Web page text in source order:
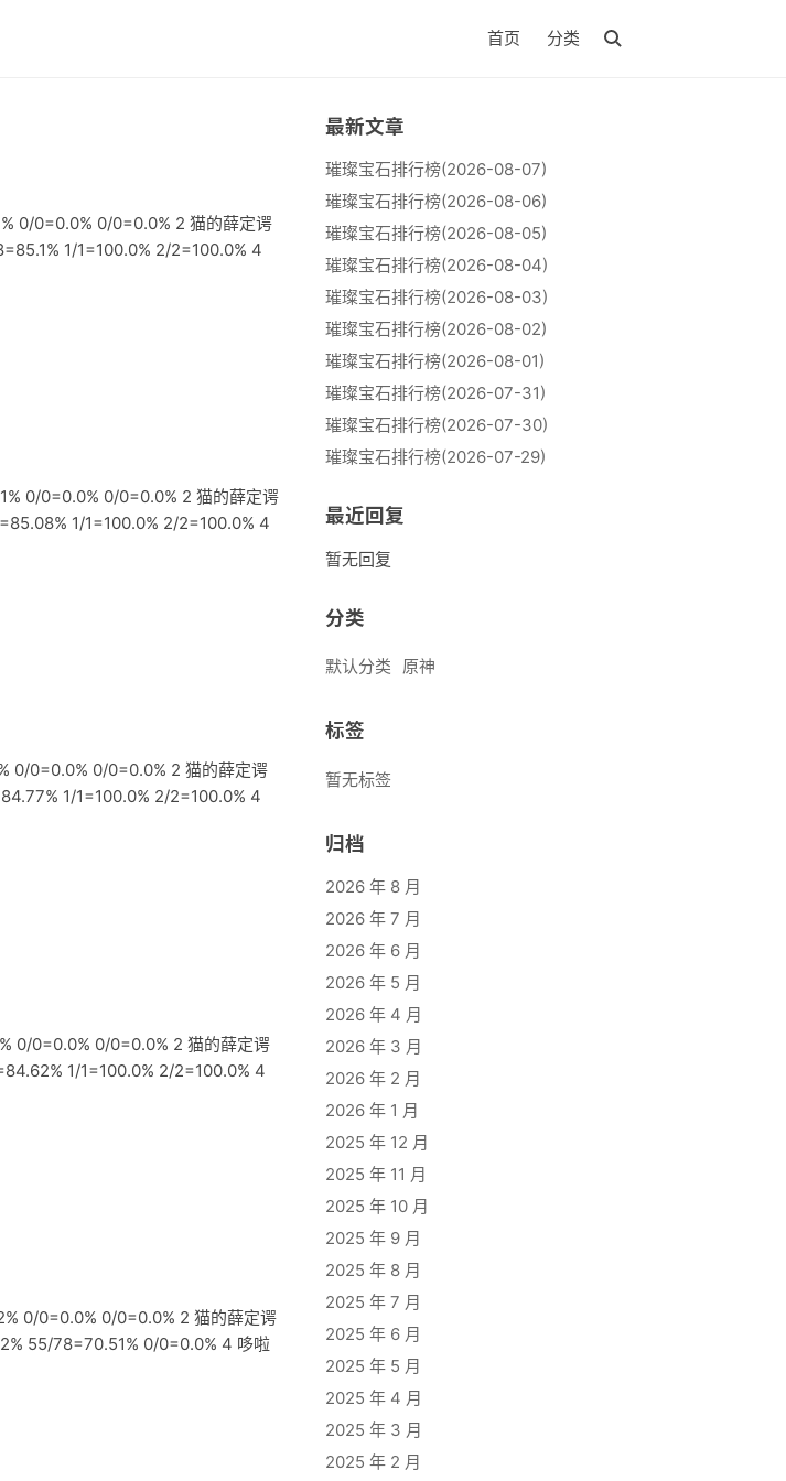
首页 分类
0/0=0.0% 0/0=0.0% 2 猫的薛定谔
1/1=100.0% 2/2=100.0% 4
0/0=0.0% 0/0=0.0% 2 猫的薛定谔
1/1=100.0% 2/2=100.0% 4
0/0=0.0% 0/0=0.0% 2 猫的薛定谔
1/1=100.0% 2/2=100.0% 4
0/0=0.0% 0/0=0.0% 2 猫的薛定谔
1/1=100.0% 2/2=100.0% 4
0/0=0.0% 0/0=0.0% 2 猫的薛定谔
55/78=70.51% 0/0=0.0% 4 哆啦
最新文章
璀璨宝石排行榜(2026-08-07)
璀璨宝石排行榜(2026-08-06)
璀璨宝石排行榜(2026-08-05)
璀璨宝石排行榜(2026-08-04)
璀璨宝石排行榜(2026-08-03)
璀璨宝石排行榜(2026-08-02)
璀璨宝石排行榜(2026-08-01)
璀璨宝石排行榜(2026-07-31)
璀璨宝石排行榜(2026-07-30)
璀璨宝石排行榜(2026-07-29)
最近回复
暂无回复
分类
默认分类 原神
标签
暂无标签
归档
2026 年 8 月
2026 年 7 月
2026 年 6 月
2026 年 5 月
2026 年 4 月
2026 年 3 月
2026 年 2 月
2026 年 1 月
2025 年 12 月
2025 年 11 月
2025 年 10 月
2025 年 9 月
2025 年 8 月
2025 年 7 月
2025 年 6 月
2025 年 5 月
2025 年 4 月
2025 年 3 月
2025 年 2 月